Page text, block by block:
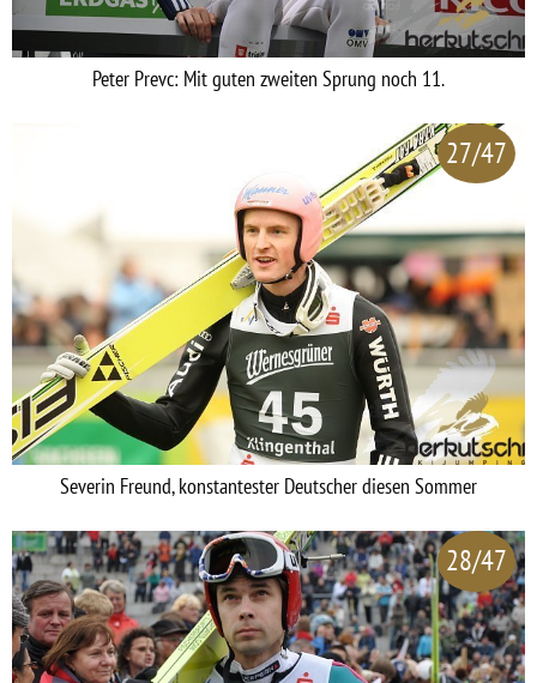
Peter Prevc: Mit guten zweiten Sprung noch 11.
27/47
Severin Freund, konstantester Deutscher diesen Sommer
28/47